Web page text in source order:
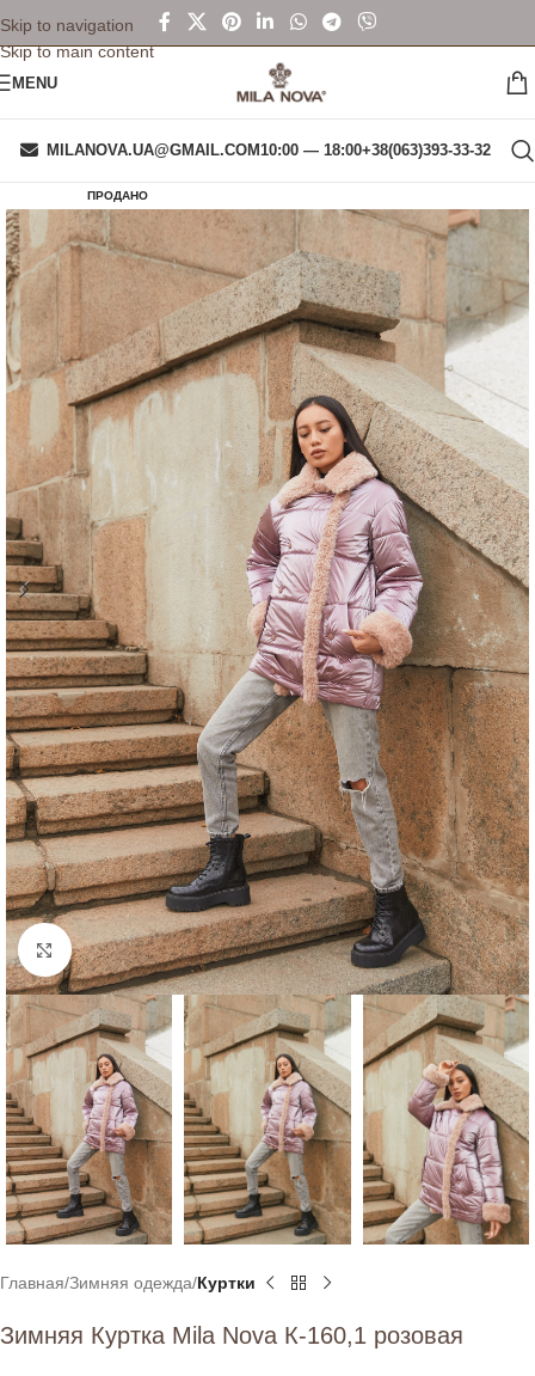
Skip to navigation
Skip to main content
MENU
MILANOVA.UA@GMAIL.COM10:00 — 18:00+38(063)393-33-32
ПРОДАНО
Click to enlarge
Главная Зимняя одежда Куртки
Зимняя Куртка Mila Nova К-160,1 розовая